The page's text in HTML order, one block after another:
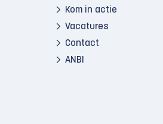
Kom in actie
Vacatures
Contact
ANBI